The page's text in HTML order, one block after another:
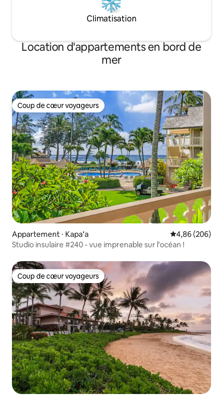
Climatisation
Location d'appartements en bord de
mer
Coup de cœur voyageurs
Coup de cœur voyageurs
Appartement ⋅ Kapaʻa Évaluation
4,86 (206)
Studio insulaire #240 - vue imprenable sur l'océan !
Coup de cœur voyageurs
Coup de cœur voyageurs